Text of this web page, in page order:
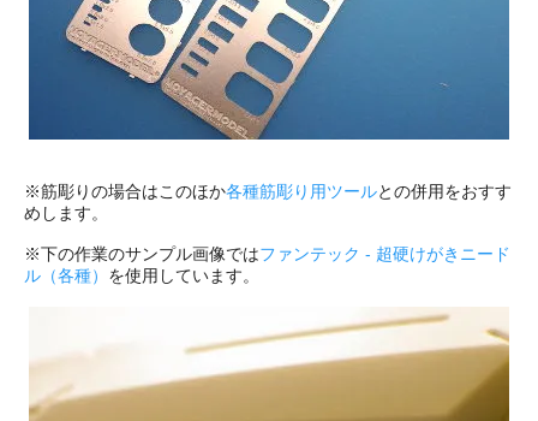
※筋彫りの場合はこのほか各種筋彫り用ツールとの併用をおすす
めします。
※下の作業のサンプル画像ではファンテック - 超硬けがきニード
ル（各種） を使用しています。